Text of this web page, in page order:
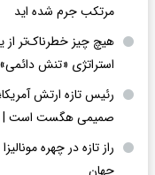
مرتکب جرم شده اید
هیچ چیز خطرناک‌تر از
استراتژی «تنش دائمی»
رئیس تازه ارتش
صمیمی هگست است |
راز تازه در چهره
جهان